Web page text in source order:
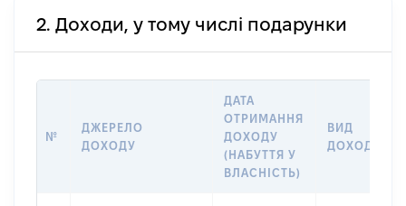
2. Доходи, у тому числі подарунки
№
ДЖЕРЕЛО
ДОХОДУ
ДАТА
ОТРИМАННЯ
ДОХОДУ
(НАБУТТЯ У
ВЛАСНІСТЬ)
ВИД
ДОХОДУ